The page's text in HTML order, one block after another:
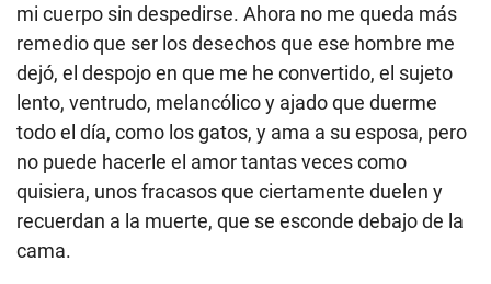
mi cuerpo sin despedirse. Ahora no me queda más
remedio que ser los desechos que ese hombre me
dejó, el despojo en que me he convertido, el sujeto
lento, ventrudo, melancólico y ajado que duerme
todo el día, como los gatos, y ama a su esposa, pero
no puede hacerle el amor tantas veces como
quisiera, unos fracasos que ciertamente duelen y
recuerdan a la muerte, que se esconde debajo de la
cama.